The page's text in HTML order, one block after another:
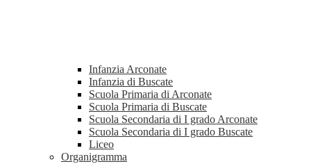
Infanzia Arconate
Infanzia di Buscate
Scuola Primaria di Arconate
Scuola Primaria di Buscate
Scuola Secondaria di I grado Arconate
Scuola Secondaria di I grado Buscate
Liceo
Organigramma